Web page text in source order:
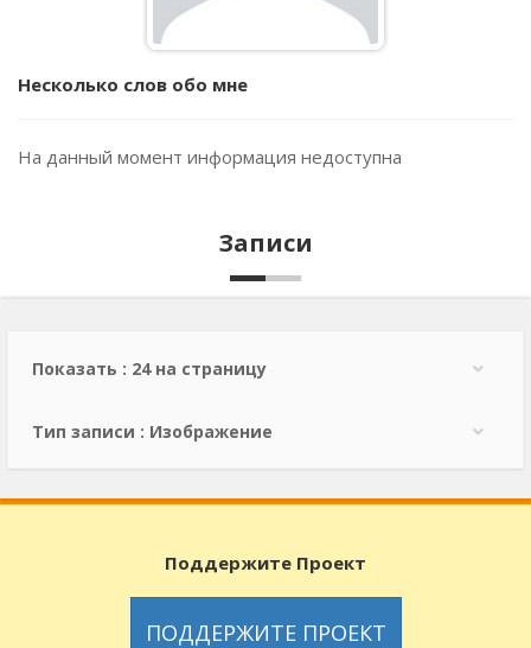
Несколько слов обо мне
На данный момент информация недоступна
Записи
Показать : 24 на страницу
Тип записи : Изображение
Поддержите Проект
ПОДДЕРЖИТЕ ПРОЕКТ